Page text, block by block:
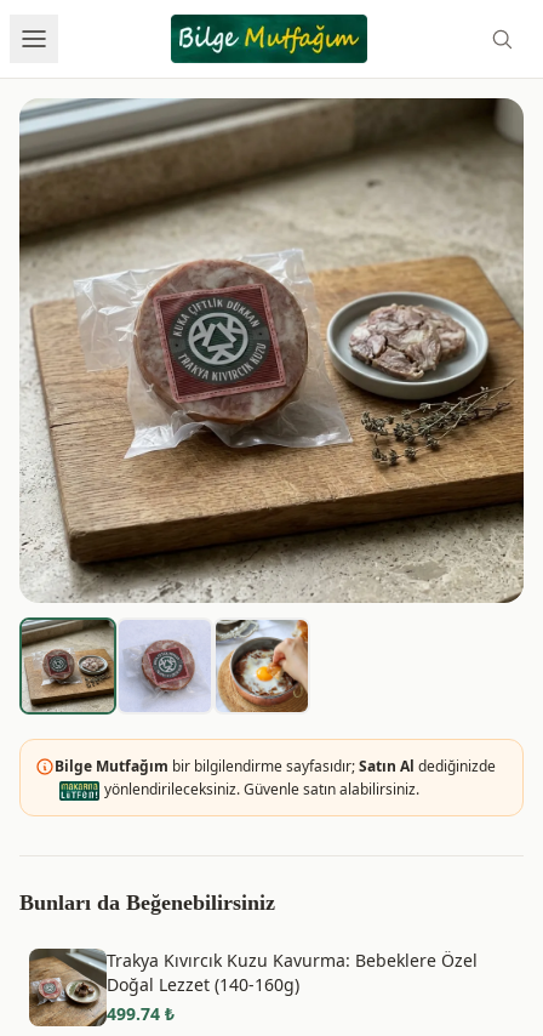
Bilge Mutfağım bir bilgilendirme sayfasıdır;Satın Al dediğinizde
yönlendirileceksiniz. Güvenle satın alabilirsiniz.
Bunları da Beğenebilirsiniz
Trakya Kıvırcık Kuzu Kavurma: Bebeklere Özel
Doğal Lezzet (140-160g)
499.74 ₺